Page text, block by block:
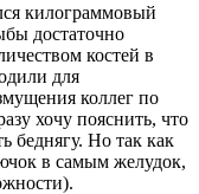
килограммовый
достаточно
костей в
для
коллег по
хочу пояснить, что
беднягу. Но так как
в самым желудок,